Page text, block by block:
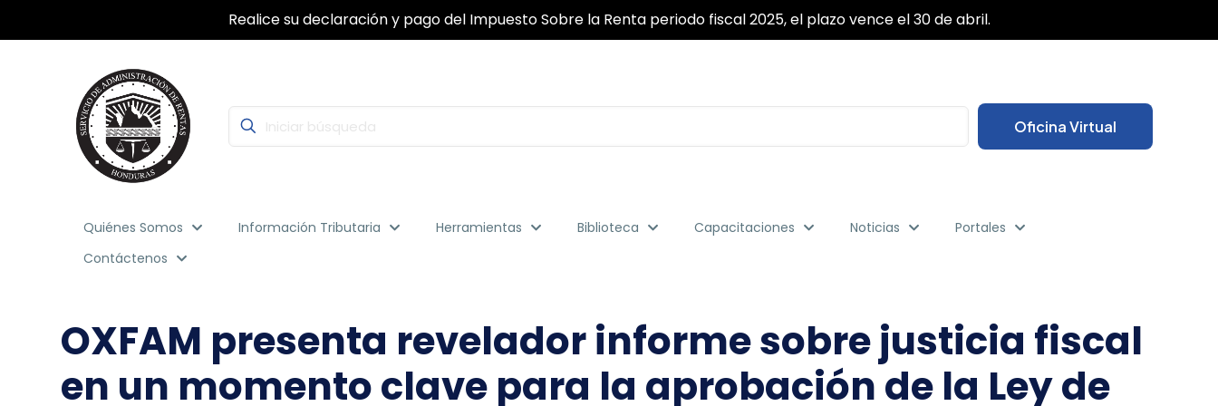
Con la Firma Electrónica Avanzada, seguridad y fiabilidad garantizada para que pueda realizar todas sus gestiones desde cualquier lugar.
Oficina Virtual
Quiénes Somos Información Tributaria Herramientas Biblioteca Capacitaciones Noticias
Portales
Contáctenos
OXFAM presenta revelador informe sobre justicia fiscal
en un momento clave para la aprobación de la Ley de